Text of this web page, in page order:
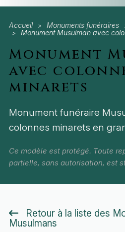
Accueil > Monuments funéraires
> Monument Musulman avec
Monument
avec
minarets
Monument funéraire
colonnes minarets en
Ce modèle est protégé. Toute
partielle, sans autorisation, est
Retour à la liste des
Musulmans